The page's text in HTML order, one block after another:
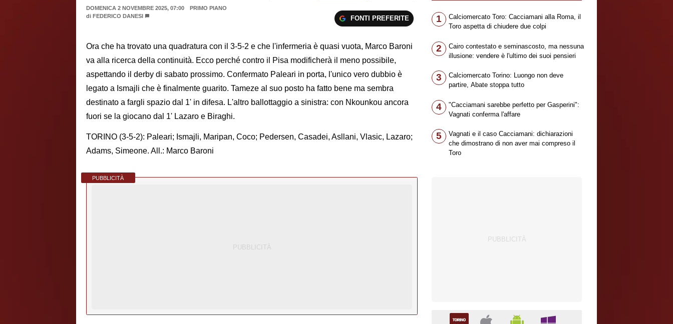
DOMENICA 2 NOVEMBRE 2025, 07:00
PRIMO PIANO
di FEDERICO DANESI FONTI PREFERITE
Ora che ha trovato una quadratura con il 3-5-2 e che l'infermeria è quasi vuota, Marco Baroni
va alla ricerca della continuità. Ecco perché contro il Pisa modificherà il meno possibile,
aspettando il derby di sabato prossimo. Confermato Paleari in porta, l'unico vero dubbio è
legato a Ismajli che è finalmente guarito. Tameze al suo posto ha fatto bene ma sembra
destinato a fargli spazio dal 1' in difesa. L'altro ballottaggio a sinistra: con Nkounkou ancora
fuori se la giocano dal 1' Lazaro e Biraghi.
TORINO (3-5-2): Paleari; Ismajli, Maripan, Coco; Pedersen, Casadei, Asllani, Vlasic, Lazaro;
Adams, Simeone. All.: Marco Baroni
PUBBLICITÀ
1
Calciomercato Toro: Cacciamani alla Roma, il
Toro aspetta di chiudere due colpi
2
Cairo contestato e seminascosto, ma nessuna
illusione: vendere è l'ultimo dei suoi pensieri
3
Calciomercato Torino: Luongo non deve
partire, Abate stoppa tutto
4
"Cacciamani sarebbe perfetto per Gasperini":
Vagnati conferma l'affare
5
Vagnati e il caso Cacciamani: dichiarazioni
che dimostrano di non aver mai compreso il
Toro